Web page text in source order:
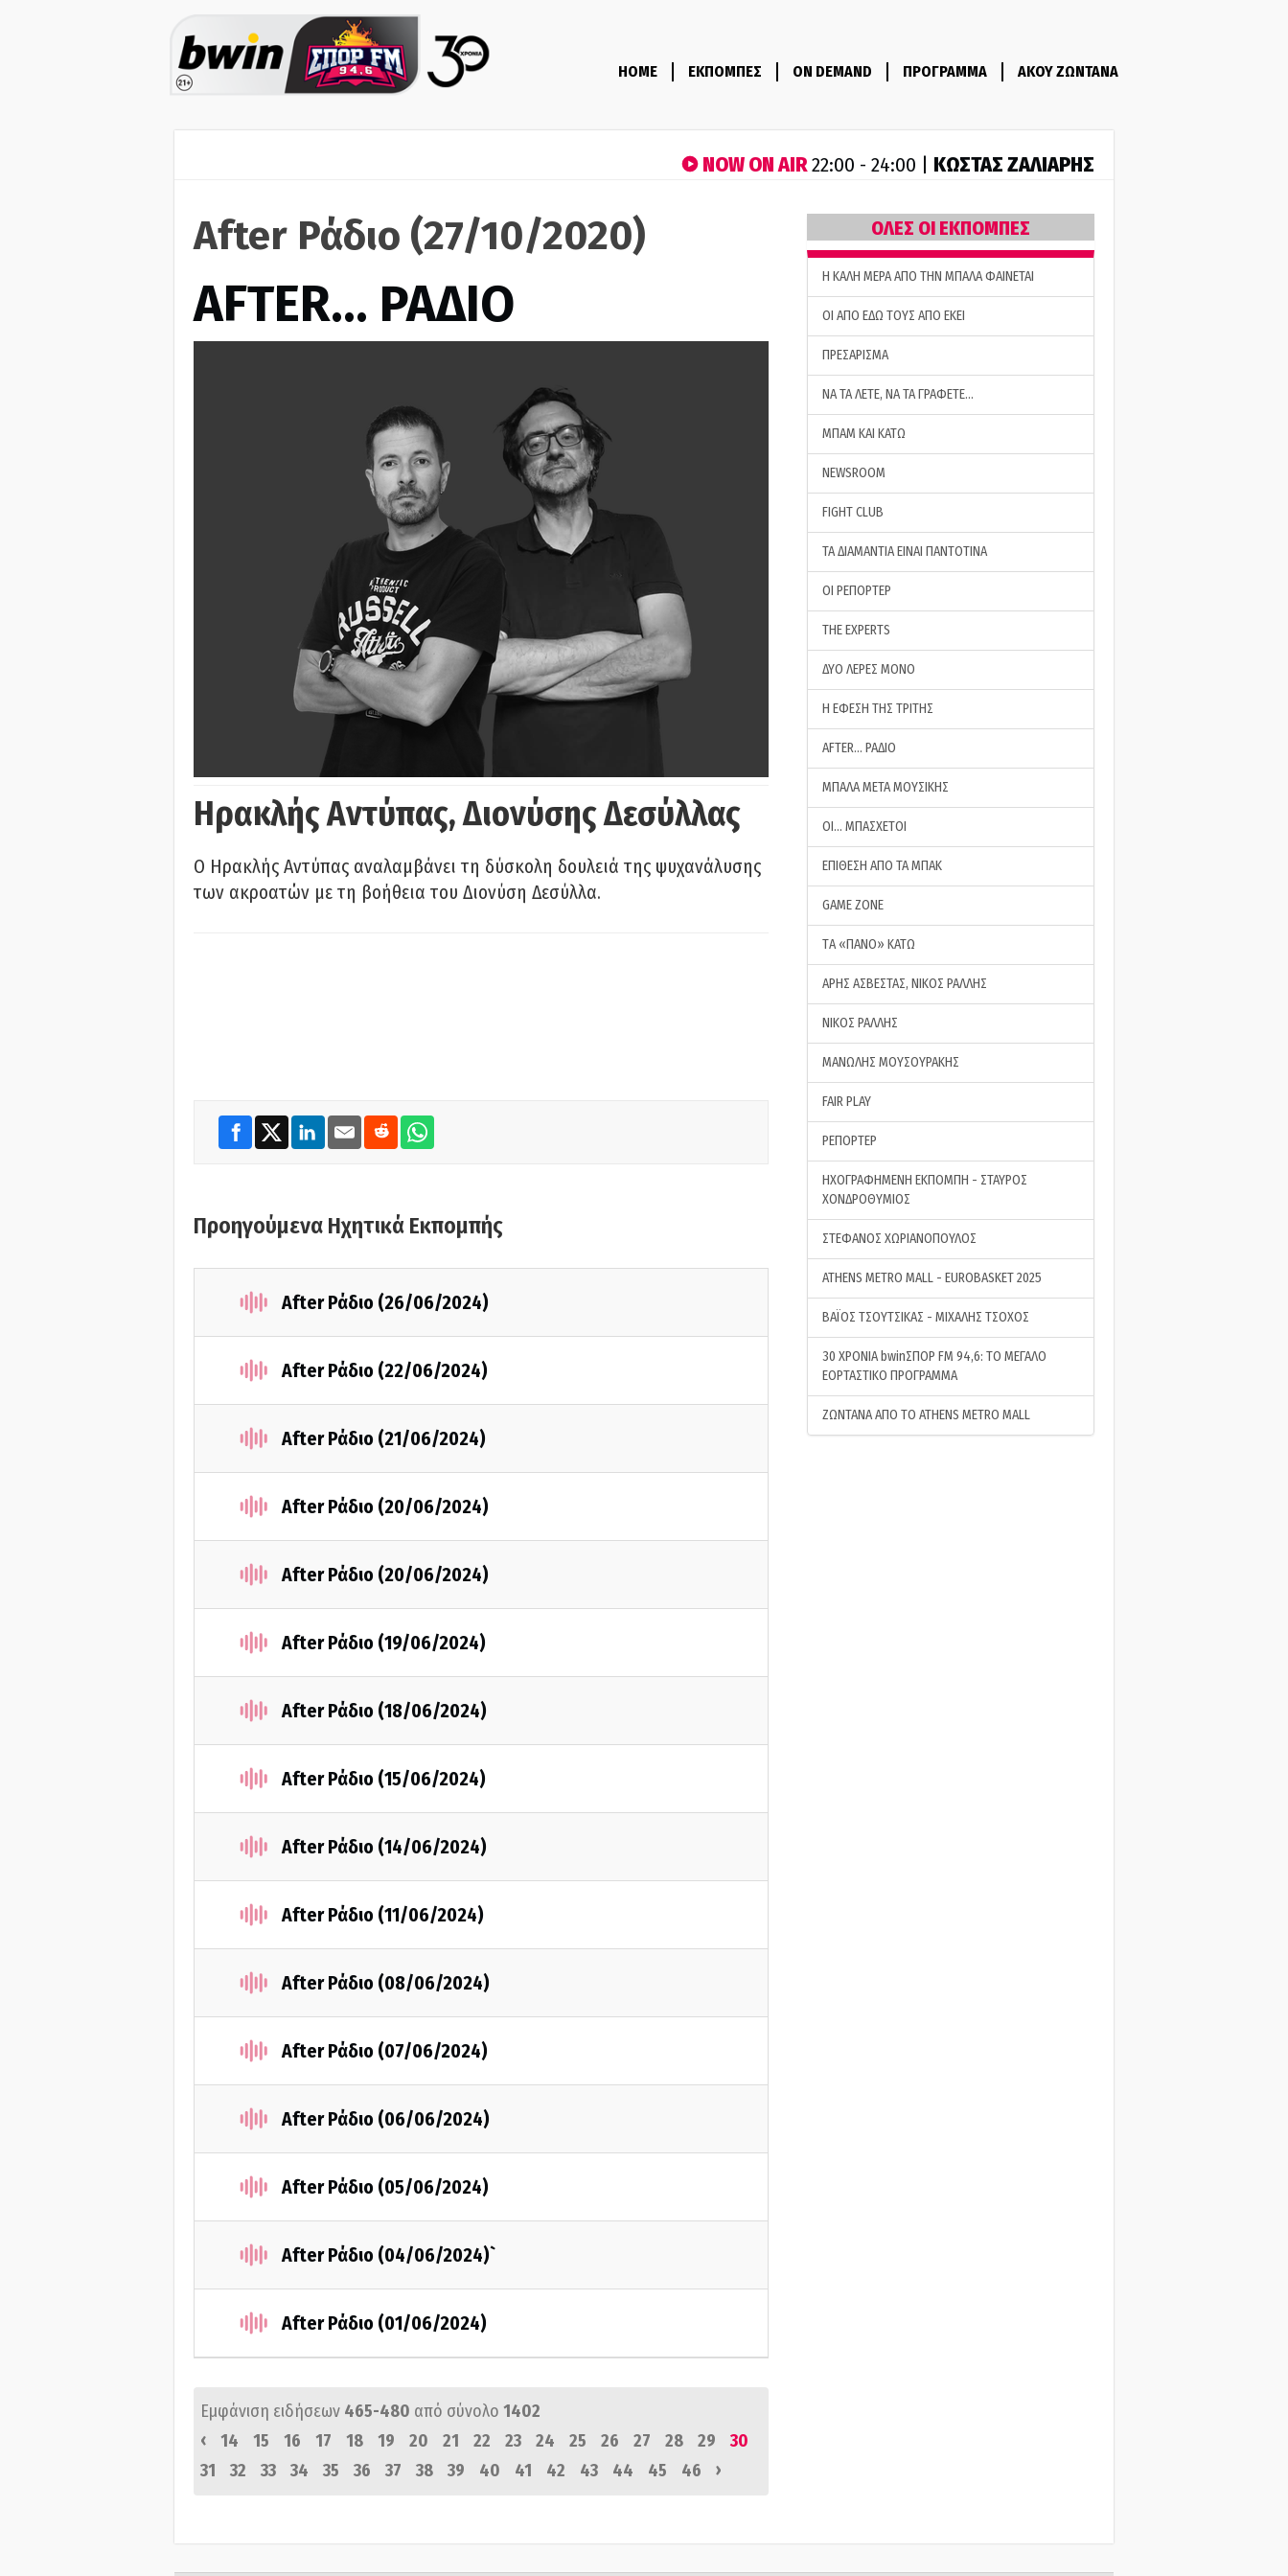
HOME ΕΚΠΟΜΠΕΣ ON DEMAND ΠΡΟΓΡΑΜΜΑ ΑΚΟΥ ΖΩΝΤΑΝΑ
NOW ON AIR22:00 - 24:00 | ΚΩΣΤΑΣ ΖΑΛΙΑΡΗΣ
After Ράδιο (27/10/2020)
AFTER… ΡΑΔΙΟ
Ηρακλής Αντύπας, Διονύσης Δεσύλλας
Ο Ηρακλής Αντύπας αναλαμβάνει τη δύσκολη δουλειά της ψυχανάλυσης
των ακροατών με τη βοήθεια του Διονύση Δεσύλλα.
Προηγούμενα Ηχητικά Εκπομπής
After Ράδιο (26/06/2024)
After Ράδιο (22/06/2024)
After Ράδιο (21/06/2024)
After Ράδιο (20/06/2024)
After Ράδιο (20/06/2024)
After Ράδιο (19/06/2024)
After Ράδιο (18/06/2024)
After Ράδιο (15/06/2024)
After Ράδιο (14/06/2024)
After Ράδιο (11/06/2024)
After Ράδιο (08/06/2024)
After Ράδιο (07/06/2024)
After Ράδιο (06/06/2024)
After Ράδιο (05/06/2024)
After Ράδιο (04/06/2024)`
After Ράδιο (01/06/2024)
Εμφάνιση ειδήσεων 465-480 από σύνολο 1402
‹
14 15 16 17 18 19 20 21 22 23 24 25 26 27 28 29
30
31
32 33 34 35 36 37 38 39 40 41 42 43 44 45 46 ›
ΟΛΕΣ ΟΙ ΕΚΠΟΜΠΕΣ
H ΚΑΛΗ ΜΕΡΑ ΑΠΟ ΤΗΝ ΜΠΑΛΑ ΦΑΙΝΕΤΑΙ
ΟΙ ΑΠΟ ΕΔΩ ΤΟΥΣ ΑΠΟ ΕΚΕΙ
ΠΡΕΣΑΡΙΣΜΑ
ΝΑ ΤΑ ΛΕΤΕ, ΝΑ ΤΑ ΓΡΑΦΕΤΕ…
ΜΠΑΜ ΚΑΙ ΚΑΤΩ
NEWSROOM
FIGHT CLUB
ΤΑ ΔΙΑΜΑΝΤΙΑ ΕΙΝΑΙ ΠΑΝΤΟΤΙΝΑ
ΟΙ ΡΕΠΟΡΤΕΡ
THE EXPERTS
ΔΥΟ ΛΕΡΕΣ ΜΟΝΟ
Η ΕΦΕΣΗ ΤΗΣ ΤΡΙΤΗΣ
AFTER… ΡΑΔΙΟ
ΜΠΑΛΑ ΜΕΤΑ ΜΟΥΣΙΚΗΣ
ΟΙ… ΜΠΑΣΧΕΤΟΙ
ΕΠΙΘΕΣΗ ΑΠΟ ΤΑ ΜΠΑΚ
GAME ZONE
ΤA «ΠΑΝΟ» ΚΑΤΩ
ΑΡΗΣ ΑΣΒΕΣΤΑΣ, ΝΙΚΟΣ ΡΑΛΛΗΣ
ΝΙΚΟΣ ΡΑΛΛΗΣ
ΜΑΝΩΛΗΣ ΜΟΥΣΟΥΡΑΚΗΣ
FAIR PLAY
ΡΕΠΟΡΤΕΡ
ΗΧΟΓΡΑΦΗΜΕΝΗ ΕΚΠΟΜΠΗ - ΣΤΑΥΡΟΣ
ΧΟΝΔΡΟΘΥΜΙΟΣ
ΣΤΕΦΑΝΟΣ ΧΩΡΙΑΝΟΠΟΥΛΟΣ
ATHENS METRO MALL - EUROBASKET 2025
ΒΑΪΟΣ ΤΣΟΥΤΣΙΚΑΣ - ΜΙΧΑΛΗΣ ΤΣΟΧΟΣ
30 ΧΡΟΝΙΑ bwinΣΠΟΡ FM 94,6: ΤΟ ΜΕΓΑΛΟ
ΕΟΡΤΑΣΤΙΚΟ ΠΡΟΓΡΑΜΜΑ
ΖΩΝΤΑΝΑ ΑΠΟ ΤΟ ATHENS METRO MALL